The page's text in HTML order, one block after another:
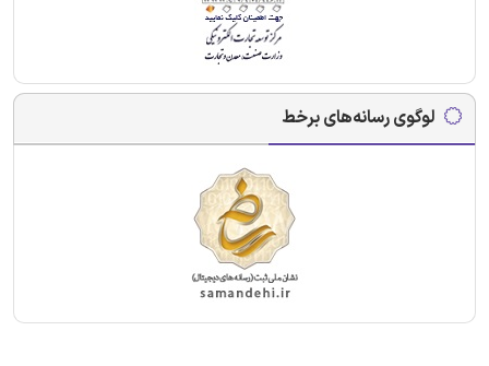
لوگوی رسانه‌های برخط